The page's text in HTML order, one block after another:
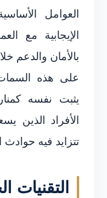
العوامل
الإيجابية مع
بالأمان والدعم
على هذه
يثبت نفسه
الأفراد الذين
تتزايد فيه
التقنيات